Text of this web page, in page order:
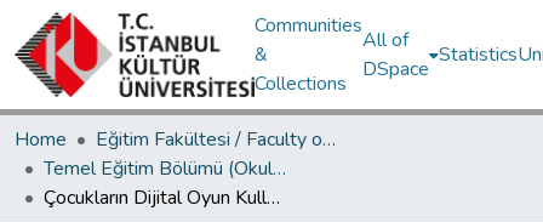
Communities
&
Collections
All of
DSpace
Statistics
Home
Eğitim Fakültesi / Faculty of Education
Temel Eğitim Bölümü (Okul Öncesi Eğitimi) / Department of Elementary Education
Çocukların Dijital Oyun Kullanımına İlişkin Annelerin Görüşlerinin Değerlendirilmesi